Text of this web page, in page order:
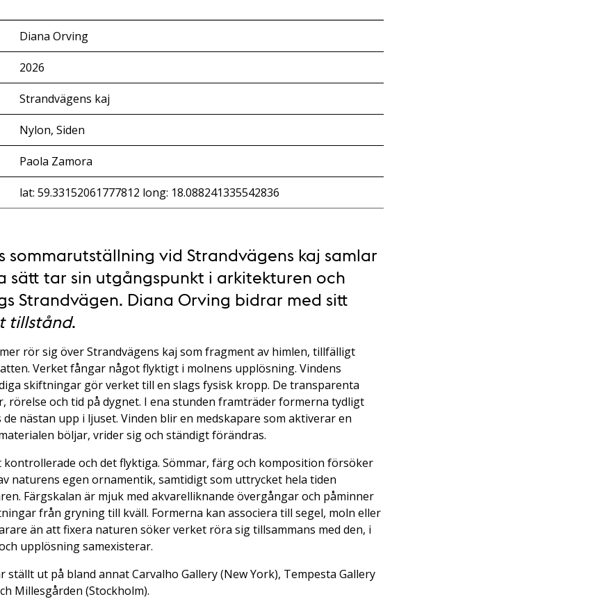
Diana Orving
2026
Strandvägens kaj
Nylon, Siden
Paola Zamora
lat: 59.33152061777812 long: 18.088241335542836
sommarutställning vid Strandvägens kaj samlar
sätt tar sin utgångspunkt i arkitekturen och
Strandvägen. Diana Orving bidrar med sitt
tillstånd.
rör sig över Strandvägens kaj som fragment av himlen, tillfälligt
Verket fångar något flyktigt i molnens upplösning. Vindens
skiftningar gör verket till en slags fysisk kropp. De transparenta
rörelse och tid på dygnet. I ena stunden framträder formerna tydligt
nästan upp i ljuset. Vinden blir en medskapare som aktiverar en
böljar, vrider sig och ständigt förändras.
och det flyktiga. Sömmar, färg och komposition försöker
naturens egen ornamentik, samtidigt som uttrycket hela tiden
Färgskalan är mjuk med akvarelliknande övergångar och påminner
från gryning till kväll. Formerna kan associera till segel, moln eller
än att fixera naturen söker verket röra sig tillsammans med den, i
upplösning samexisterar.
ställt ut på bland annat Carvalho Gallery (New York), Tempesta Gallery
Millesgården (Stockholm).